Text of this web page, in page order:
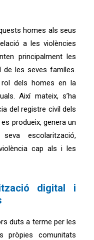
homes als seus
a les violències
principalment les
les seves famíles.
rol dels homes en la
Així mateix, s’ha
del registre civil dels
produeix, genera un
escolarització,
cap als i les
digital i
duts a terme per les
pròpies comunitats